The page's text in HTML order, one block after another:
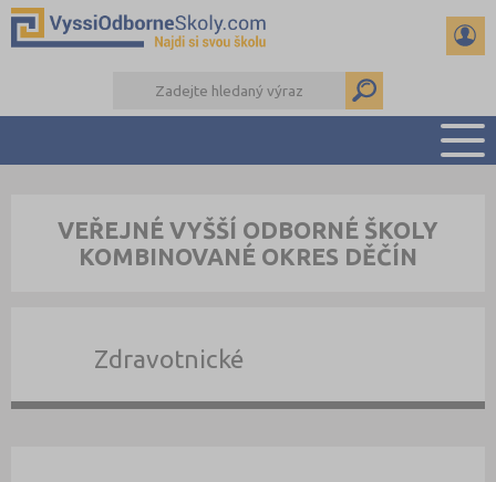
PŘÍPRAVA NA PŘIJÍMAČKY
KALENDÁŘ AKCÍ
VEŘEJNÉ VYŠŠÍ ODBORNÉ ŠKOLY
KOMBINOVANÉ OKRES DĚČÍN
Zdravotnické